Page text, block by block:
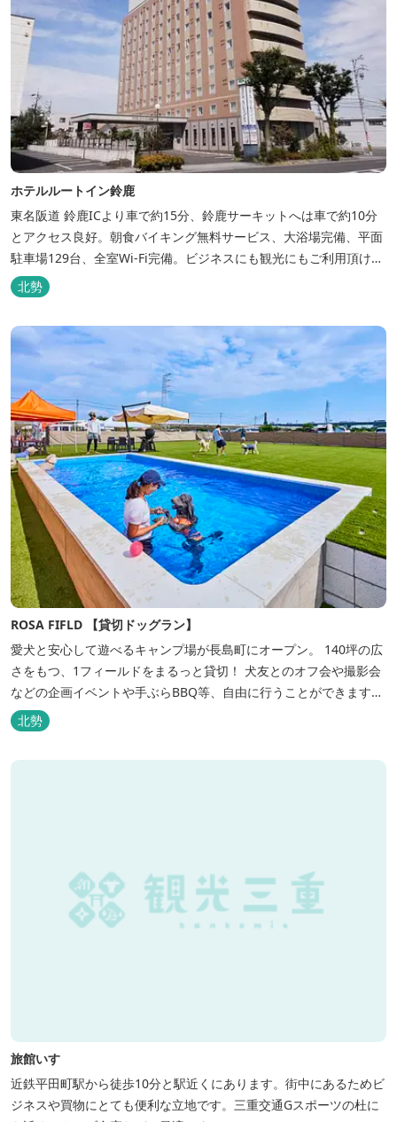
ホテルルートイン鈴鹿
東名阪道 鈴鹿ICより車で約15分、鈴鹿サーキットへは車で約10分
とアクセス良好。朝食バイキング無料サービス、大浴場完備、平面
駐車場129台、全室Wi-Fi完備。ビジネスにも観光にもご利用頂ける
快適なホテルライフをご提供します。
北勢
ROSA FIFLD 【貸切ドッグラン】
愛犬と安心して遊べるキャンプ場が長島町にオープン。 140坪の広
さをもつ、1フィールドをまるっと貸切！ 犬友とのオフ会や撮影会
などの企画イベントや手ぶらBBQ等、自由に行うことができます。
フードメニューも豊富で手ぶらでBBQを予算に合わせてお選びいた
だき、楽しんでいただくことがてぎます。 ドックランは全面人工芝
北勢
旅館いすゞ
近鉄平田町駅から徒歩10分と駅近くにあります。街中にあるためビ
ジネスや買物にとても便利な立地です。三重交通Gスポーツの杜に